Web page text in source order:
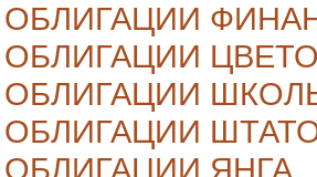
ОБЛИГАЦИИ
ОБЛИГАЦИИ
ОБЛИГАЦИИ
ОБЛИГАЦИИ
ОБЛИГАЦИИ ЯНГА